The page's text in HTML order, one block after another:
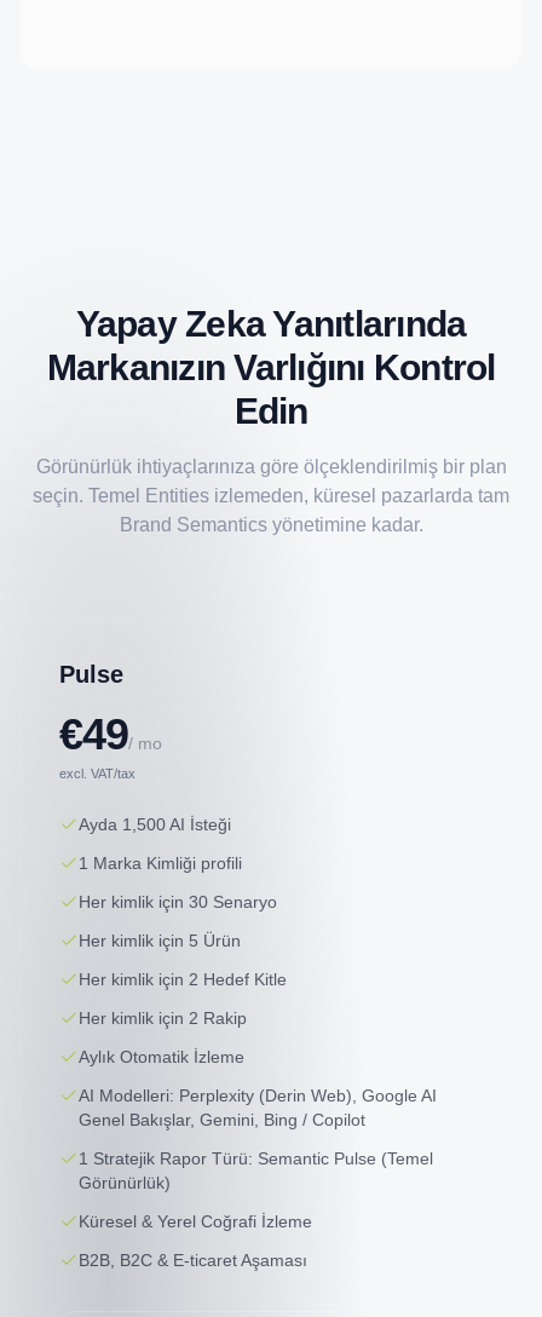
Yapay Zeka Yanıtlarında
Markanızın Varlığını Kontrol
Edin
Görünürlük ihtiyaçlarınıza göre ölçeklendirilmiş bir plan
seçin. Temel Entities izlemeden, küresel pazarlarda tam
Brand Semantics yönetimine kadar.
Pulse
€49/ mo
excl. VAT/tax
Ayda 1,500 AI İsteği
1 Marka Kimliği profili
Her kimlik için 30 Senaryo
Her kimlik için 5 Ürün
Her kimlik için 2 Hedef Kitle
Her kimlik için 2 Rakip
Aylık Otomatik İzleme
AI Modelleri: Perplexity (Derin Web), Google AI
Genel Bakışlar, Gemini, Bing / Copilot
1 Stratejik Rapor Türü: Semantic Pulse (Temel
Görünürlük)
Küresel & Yerel Coğrafi İzleme
B2B, B2C & E-ticaret Aşaması